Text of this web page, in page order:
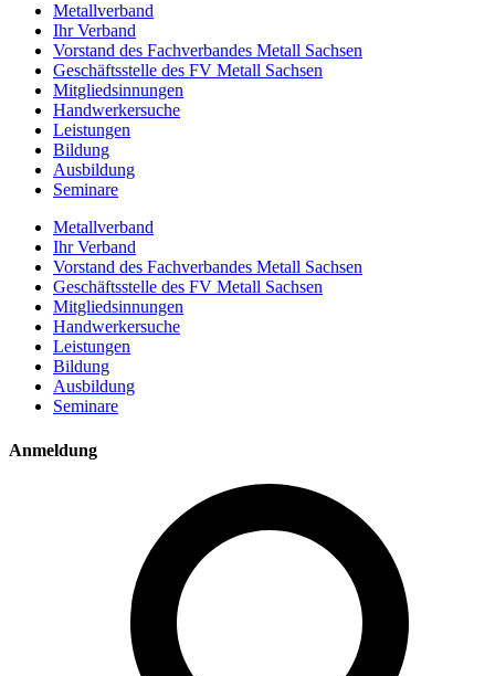
Metallverband
Ihr Verband
Vorstand des Fachverbandes Metall Sachsen
Geschäftsstelle des FV Metall Sachsen
Mitgliedsinnungen
Handwerkersuche
Leistungen
Bildung
Ausbildung
Seminare
Metallverband
Ihr Verband
Vorstand des Fachverbandes Metall Sachsen
Geschäftsstelle des FV Metall Sachsen
Mitgliedsinnungen
Handwerkersuche
Leistungen
Bildung
Ausbildung
Seminare
Anmeldung